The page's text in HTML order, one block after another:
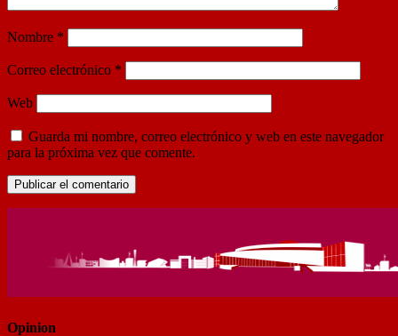
Nombre *
Correo electrónico *
Web
Guarda mi nombre, correo electrónico y web en este navegador
para la próxima vez que comente.
Opinion